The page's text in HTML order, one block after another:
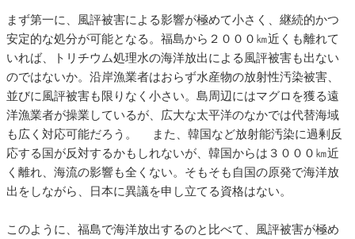
まず第一に、風評被害による影響が極めて小さく、継続的かつ
安定的な処分が可能となる。福島から２０００㎞近くも離れて
いれば、トリチウム処理水の海洋放出による風評被害も出ない
のではないか。沿岸漁業者はおらず水産物の放射性汚染被害、
並びに風評被害も限りなく小さい。島周辺にはマグロを獲る遠
洋漁業者が操業しているが、広大な太平洋のなかでは代替海域
も広く対応可能だろう。 また、韓国など放射能汚染に過剰反
応する国が反対するかもしれないが、韓国からは３０００㎞近
く離れ、海流の影響も全くない。そもそも自国の原発で海洋放
出をしながら、日本に異議を申し立てる資格はない。
このように、福島で海洋放出するのと比べて、風評被害が極め